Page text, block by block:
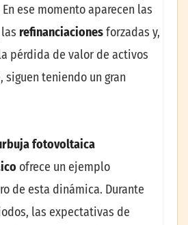
ese momento aparecen las
refinanciacionesforzadas y,
pérdida de valor de activos
siguen teniendo un gran
fotovoltaica
ofrece un ejemplo
de esta dinámica. Durante
las expectativas de